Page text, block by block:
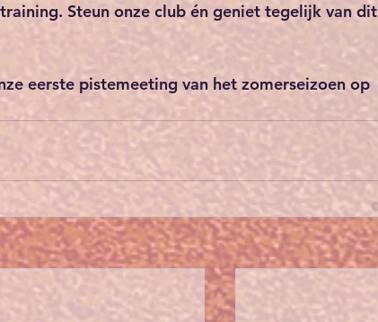
Steun onze club én geniet tegelijk van dit
eerste pistemeeting van het zomerseizoen op